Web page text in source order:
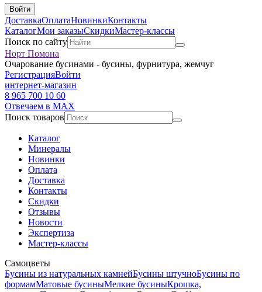
Войти
ДоставкаОплатаНовинкиКонтакты
КаталогМои заказыСкидкиМастер-классы
Поиск по сайту
Норт Помона
Очарование бусинами - бусины, фурнитура, жемчуг
РегистрацияВойти
интернет-магазин
8 965 700 10 60
Отвечаем в MAX
Поиск товаров
Каталог
Минералы
Новинки
Оплата
Доставка
Контакты
Скидки
Отзывы
Новости
Экспертиза
Мастер-классы
Самоцветы
Бусины из натуральных камнейБусины штучноБусины по
формамМатовые бусиныМелкие бусиныКрошка,